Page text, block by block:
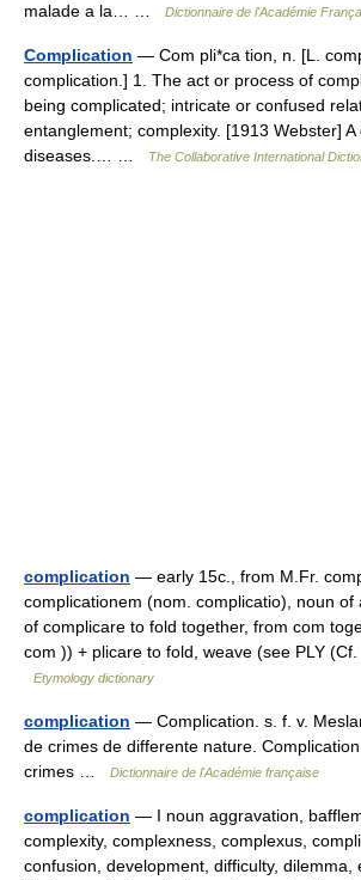
malade a la… …
Dictionnaire de l'Académie
Complication — Com pli*ca tion, n. [L.
complication.] 1. The act or process of
being complicated; intricate or confused
entanglement; complexity. [1913 Webster]
diseases.… …
The Collaborative International
complication — early 15c., from M.Fr.
complicationem (nom. complicatio), noun of
of complicare to fold together, from com
com )) + plicare to fold, weave (see PLY
Etymology dictionary
complication — Complication. s. f. v.
de crimes de differente nature.
crimes …
Dictionnaire de l'Académie française
complication — I noun aggravation,
complexity, complexness, complexus,
confusion, development, difficulty, dilemma,